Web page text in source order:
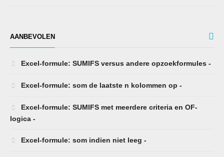
AANBEVOLEN
Excel-formule: SUMIFS versus andere opzoekformules -
Excel-formule: som de laatste n kolommen op -
Excel-formule: SUMIFS met meerdere criteria en OF-
logica -
Excel-formule: som indien niet leeg -